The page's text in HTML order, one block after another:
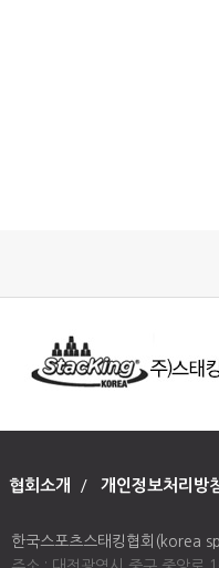
협회소개 / 개인정보처리방
한국스포츠스태킹협회(korea